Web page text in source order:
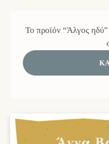
Το προϊόν “Άλγος ηδύ”